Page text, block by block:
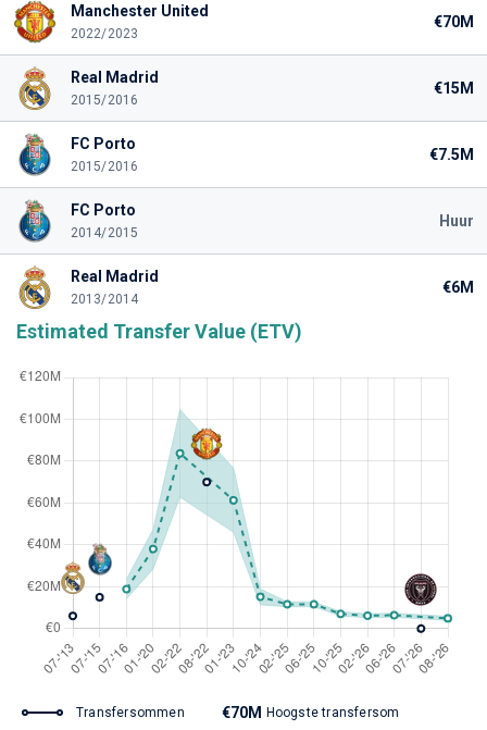
Manchester United
2022/2023
€70M
Real Madrid
2015/2016
€15M
FC Porto
2015/2016
€7.5M
FC Porto
2014/2015
Huur
Real Madrid
2013/2014
€6M
Estimated Transfer Value (ETV)
Transfersommen €70M Hoogste transfersom